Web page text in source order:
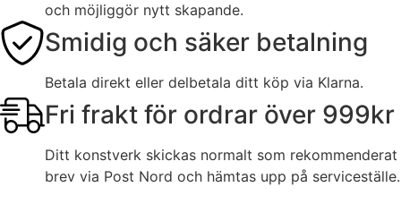
och möjliggör nytt skapande.
Smidig och säker betalning
Betala direkt eller delbetala ditt köp via Klarna.
Fri frakt för ordrar över 999kr
Ditt konstverk skickas normalt som rekommenderat
brev via Post Nord och hämtas upp på serviceställe.